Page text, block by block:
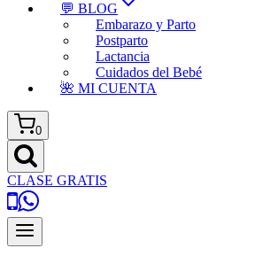
💬 BLOG
Embarazo y Parto
Postparto
Lactancia
Cuidados del Bebé
🌺 MI CUENTA
0
CLASE GRATIS